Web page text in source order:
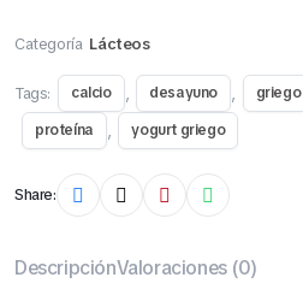
Categoría Lácteos
Tags: calcio , desayuno , griego
proteína , yogurt griego
Share:
DescripciónValoraciones (0)